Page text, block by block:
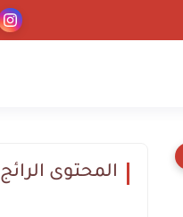
المحتوى الرائج